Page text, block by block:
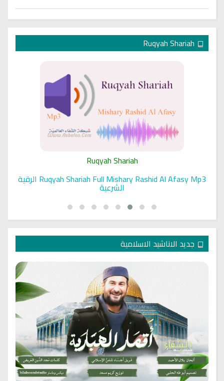
Ruqyah Shariah
Ruqyah Shariah Full Mishary Rashid Al Afasy Mp3 الرقية
الشرعية
جديد الاناشيد الاسلامية